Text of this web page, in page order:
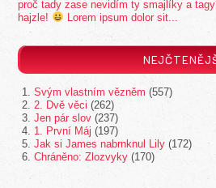
NEJČTENĚJŠÍ
Svým vlastním vězněm (557)
Jen pár slov (237)
1. První Máj (197)
Jak si James nabrnknul Lily
Chráněno: Zlozvyky